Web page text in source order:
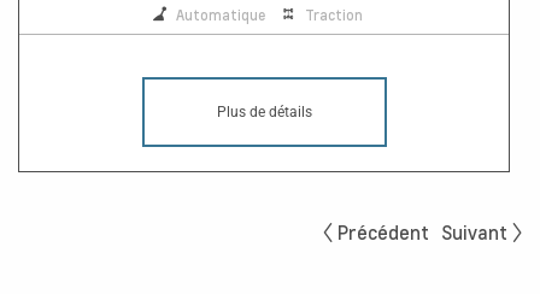
Automatique Traction
Plus de détails
Précédent Suivant